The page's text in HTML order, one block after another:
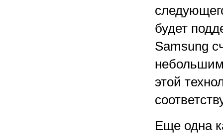
будет
Samsung
этой
Еще одна